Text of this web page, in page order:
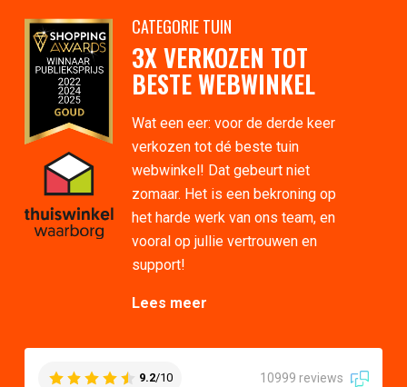
CATEGORIE TUIN
3X VERKOZEN TOT
BESTE WEBWINKEL
Wat een eer: voor de derde keer
verkozen tot dé beste tuin
webwinkel! Dat gebeurt niet
zomaar. Het is een bekroning op
het harde werk van ons team, en
vooral op jullie vertrouwen en
support!
Lees meer
9.2/10 10999 reviews